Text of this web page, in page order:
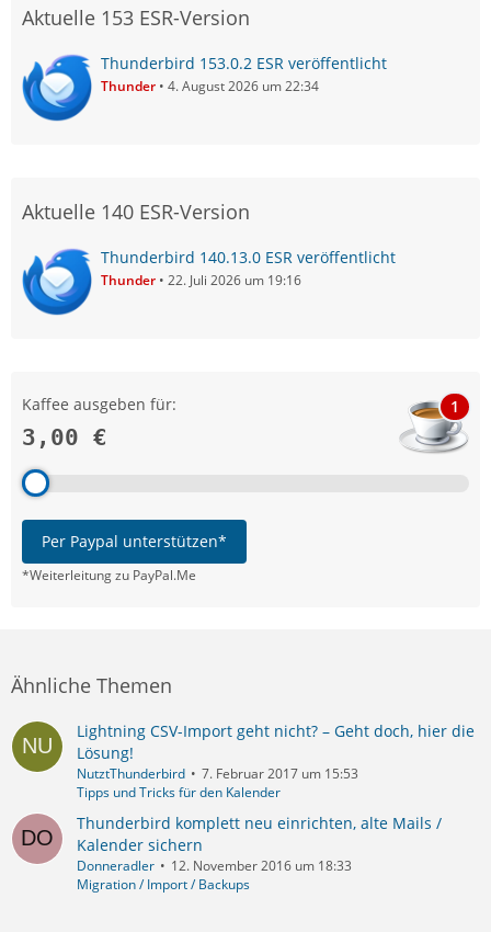
Aktuelle 153 ESR-Version
Thunderbird 153.0.2 ESR veröffentlicht
Thunder 4. August 2026 um 22:34
Aktuelle 140 ESR-Version
Thunderbird 140.13.0 ESR veröffentlicht
Thunder 22. Juli 2026 um 19:16
Kaffee ausgeben für:
3,00 €
1
Per Paypal unterstützen*
*Weiterleitung zu PayPal.Me
Ähnliche Themen
Lightning CSV-Import geht nicht? – Geht doch, hier die
Lösung!
NutztThunderbird
7. Februar 2017 um 15:53
Tipps und Tricks für den Kalender
Thunderbird komplett neu einrichten, alte Mails /
Kalender sichern
Donneradler
12. November 2016 um 18:33
Migration / Import / Backups